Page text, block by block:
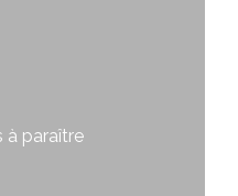
à paraître